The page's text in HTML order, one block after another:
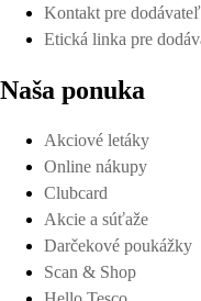
Kontakt pre
Etická linka pre
Naša ponuka
Akciové letáky
Online nákupy
Clubcard
Akcie a súťaže
Darčekové poukážky
Scan & Shop